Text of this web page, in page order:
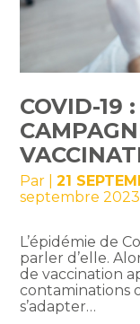
COVID-19
Par |21
septembre
L’épidémie de
parler d’elle.
de vaccination
contaminations
s’adapter…